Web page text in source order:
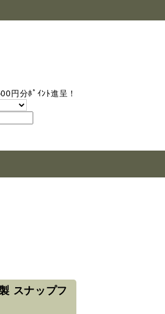
円分ﾎﾟｲﾝﾄ進呈！
スナップフ